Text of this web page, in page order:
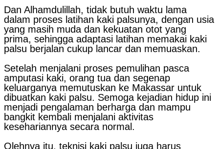
Dan Alhamdulillah, tidak butuh waktu lama
dalam proses latihan kaki palsunya, dengan usia
yang masih muda dan kekuatan otot yang
prima, sehingga adaptasi latihan memakai kaki
palsu berjalan cukup lancar dan memuaskan.
Setelah menjalani proses pemulihan pasca
amputasi kaki, orang tua dan segenap
keluarganya memutuskan ke Makassar untuk
dibuatkan kaki palsu. Semoga kejadian hidup ini
menjadi pengalaman berharga dan mampu
bangkit kembali menjalani aktivitas
kesehariannya secara normal.
Olehnya itu, teknisi kaki palsu juga harus